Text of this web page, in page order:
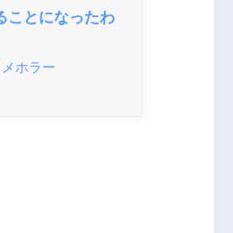
ことになったわ
ホラー